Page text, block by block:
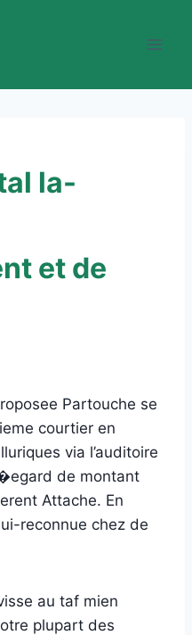
la-
et de
Partouche se
courtier en
via l’auditoire
de montant
Attache. En
reconnue chez de
au taf mien
plupart des